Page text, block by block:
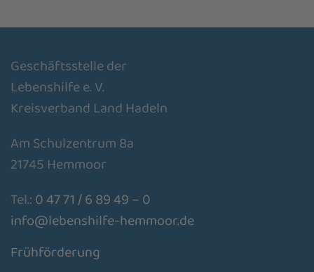
Geschäftsstelle der
Lebenshilfe e. V.
Kreisverband Land Hadeln
Am Schulzentrum 8a
21745 Hemmoor
Tel.:0 47 71 / 6 89 49 – 0
info@lebenshilfe-hemmoor.de
Frühförderung